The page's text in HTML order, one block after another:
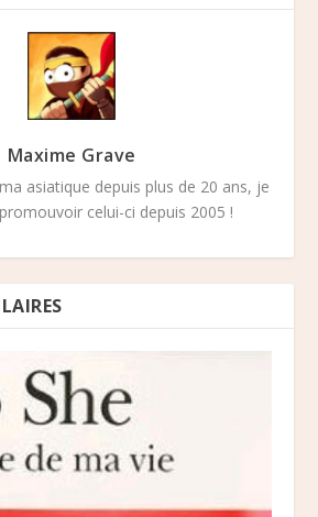
Maxime Grave
asiatique depuis plus de 20 ans, je
celui-ci depuis 2005 !